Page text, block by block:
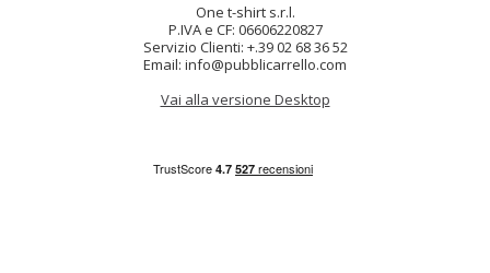
One t-shirt s.r.l.
P.IVA e CF: 06606220827
Servizio Clienti: +.39 02 68 36 52
Email: info@pubblicarrello.com
Vai alla versione Desktop